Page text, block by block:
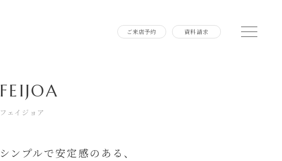
ご来店予約 資料請求
FEIJOA
フェイジョア
シンプルで安定感のある、